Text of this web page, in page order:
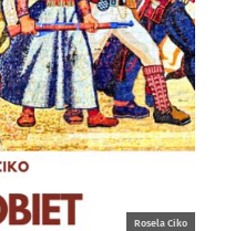
Rosela Ciko